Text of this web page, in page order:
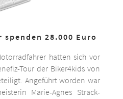
28.000 Euro
hatten sich vor
Tour der Biker4kids von
Angeführt worden war
Marie-Agnes Strack-